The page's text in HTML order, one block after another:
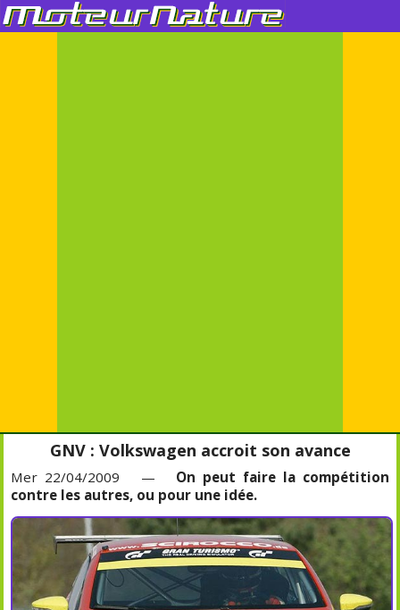
GNV : Volkswagen accroit son avance
Mer 22/04/2009 — On peut faire la compétition
contre les autres, ou pour une idée.